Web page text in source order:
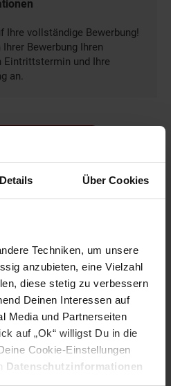
Details Über Cookies
Techniken, um unsere
anzubieten, eine Vielzahl
diese stetig zu verbessern
Deinen Interessen auf
Media und Partnerseiten
auf „Ok“ willigst Du in die
Cookie-Einstellungen
Datenschutzinformationen
Ihre vollständige Bewerbung!
Bewerbung Ihren
und Ihre
an.
Lesbarkeit verwenden
Form der Anrede.
Menschen jeder